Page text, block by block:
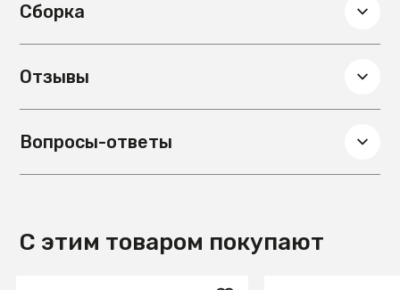
Сборка
Отзывы
Вопросы-ответы
С этим товаром покупают